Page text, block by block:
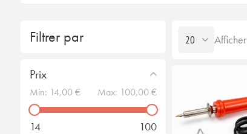
Filtrer par
Prix
Min: 14,00 € Max: 100,00 €
14 100
Afficher